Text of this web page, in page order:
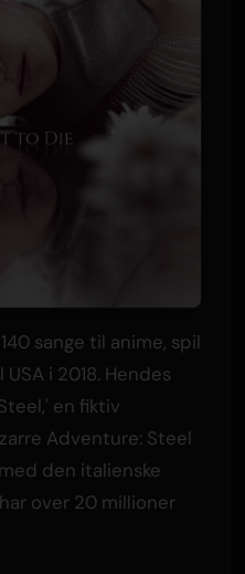
sange til anime, spil
i 2018. Hendes
en fiktiv
Adventure: Steel
den italienske
over 20 millioner